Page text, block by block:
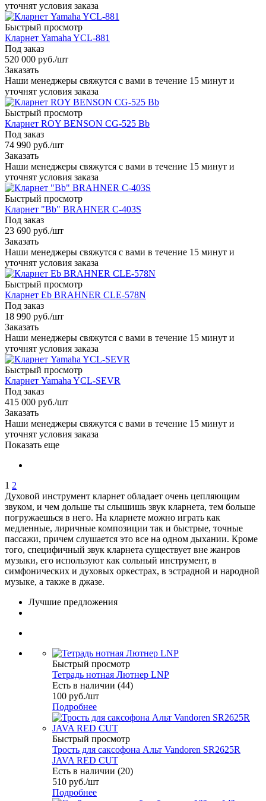
уточнят условия заказа
Быстрый просмотр
Кларнет Yamaha YCL-881
Под заказ
520 000 руб./шт
Заказать
Наши менеджеры свяжутся с вами в течение 15 минут и
уточнят условия заказа
Быстрый просмотр
Кларнет ROY BENSON CG-525 Bb
Под заказ
74 990 руб./шт
Заказать
Наши менеджеры свяжутся с вами в течение 15 минут и
уточнят условия заказа
Быстрый просмотр
Кларнет "Bb" BRAHNER C-403S
Под заказ
23 690 руб./шт
Заказать
Наши менеджеры свяжутся с вами в течение 15 минут и
уточнят условия заказа
Быстрый просмотр
Кларнет Eb BRAHNER CLE-578N
Под заказ
18 990 руб./шт
Заказать
Наши менеджеры свяжутся с вами в течение 15 минут и
уточнят условия заказа
Быстрый просмотр
Кларнет Yamaha YCL-SEVR
Под заказ
415 000 руб./шт
Заказать
Наши менеджеры свяжутся с вами в течение 15 минут и
уточнят условия заказа
Показать еще
1 2
Духовой инструмент кларнет обладает очень цепляющим
звуком, и чем дольше ты слышишь звук кларнета, тем больше
погружаешься в него. На кларнете можно играть как
медленные, лиричные композиции так и быстрые, точные
пассажи, причем слушается это все на одном дыхании. Кроме
того, специфичный звук кларнета существует вне жанров
музыки, его используют как сольный инструмент, в
симфонических и духовых оркестрах, в эстрадной и народной
музыке, а также в джазе.
Лучшие предложения
Быстрый просмотр
Тетрадь нотная Лютнер LNP
Есть в наличии (44)
100 руб./шт
Подробнее
Быстрый просмотр
Трость для саксофона Альт Vandoren SR2625R
JAVA RED CUT
Есть в наличии (20)
510 руб./шт
Подробнее